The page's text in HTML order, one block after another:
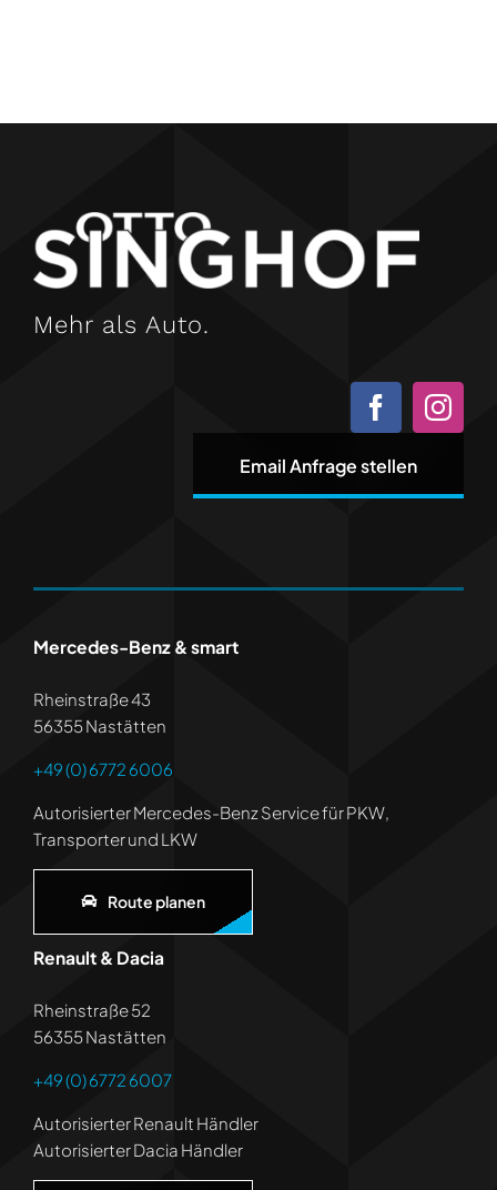
Mehr als Auto.
Email Anfrage stellen
Mercedes-Benz & smart
Rheinstraße 43
56355 Nastätten
+49 (0) 6772 6006
Autorisierter Mercedes-Benz Service für PKW,
Transporter und LKW
Route planen
Renault & Dacia
Rheinstraße 52
56355 Nastätten
+49 (0) 6772 6007
Autorisierter Renault Händler
Autorisierter Dacia Händler